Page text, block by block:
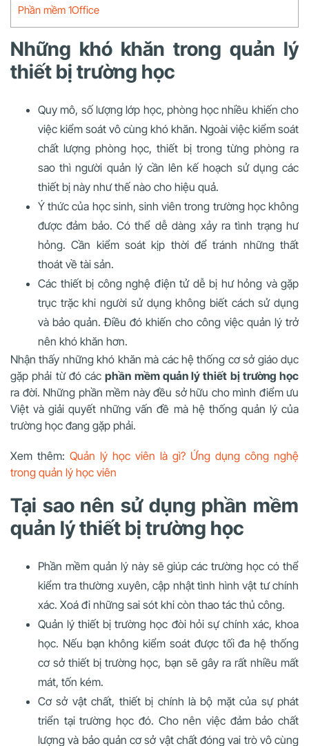
Phần mềm 1Office
Những khó khăn trong quản lý
thiết bị trường học
Quy mô, số lượng lớp học, phòng học nhiều khiến cho
việc kiểm soát vô cùng khó khăn. Ngoài việc kiểm soát
chất lượng phòng học, thiết bị trong từng phòng ra
sao thì người quản lý cần lên kế hoạch sử dụng các
thiết bị này như thế nào cho hiệu quả.
Ý thức của học sinh, sinh viên trong trường học không
được đảm bảo. Có thể dễ dàng xảy ra tình trạng hư
hỏng. Cần kiểm soát kịp thời để tránh những thất
thoát về tài sản.
Các thiết bị công nghệ điện tử dễ bị hư hỏng và gặp
trục trặc khi người sử dụng không biết cách sử dụng
và bảo quản. Điều đó khiến cho công việc quản lý trở
nên khó khăn hơn.
Nhận thấy những khó khăn mà các hệ thống cơ sở giáo dục
gặp phải từ đó cácphần mềm quản lý thiết bị trường học
ra đời. Những phần mềm này đều sở hữu cho mình điểm ưu
Việt và giải quyết những vấn đề mà hệ thống quản lý của
trường học đang gặp phải.
Xem thêm: Quản lý học viên là gì? Ứng dụng công nghệ
trong quản lý học viên
Tại sao nên sử dụng phần mềm
quản lý thiết bị trường học
Phần mềm quản lý này sẽ giúp các trường học có thể
kiểm tra thường xuyên, cập nhật tình hình vật tư chính
xác. Xoá đi những sai sót khi còn thao tác thủ công.
Quản lý thiết bị trường học đòi hỏi sự chính xác, khoa
học. Nếu bạn không kiểm soát được tối đa hệ thống
cơ sở thiết bị trường học, bạn sẽ gây ra rất nhiều mất
mát, tốn kém.
Cơ sở vật chất, thiết bị chính là bộ mặt của sự phát
triển tại trường học đó. Cho nên việc đảm bảo chất
lượng và bảo quản cơ sở vật chất đóng vai trò vô cùng